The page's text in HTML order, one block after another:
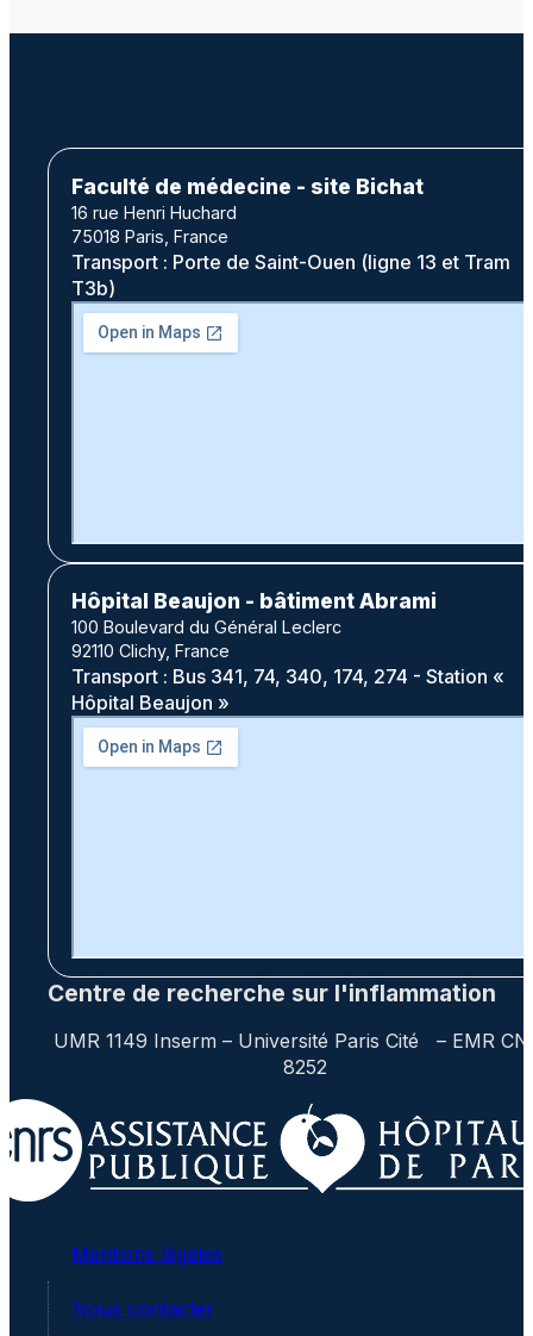
Faculté de médecine - site Bichat
16 rue Henri Huchard
75018 Paris, France
Transport : Porte de Saint-Ouen (ligne 13 et Tram
T3b)
Hôpital Beaujon - bâtiment Abrami
100 Boulevard du Général Leclerc
92110 Clichy, France
Transport : Bus 341, 74, 340, 174, 274 - Station «
Hôpital Beaujon »
Centre de recherche sur l'inflammation
UMR 1149 Inserm – Université Paris Cité – EMR
8252
Mentions légales
Nous contacter